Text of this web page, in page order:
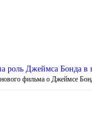
роль Джеймса Бонда
фильма о Джеймсе